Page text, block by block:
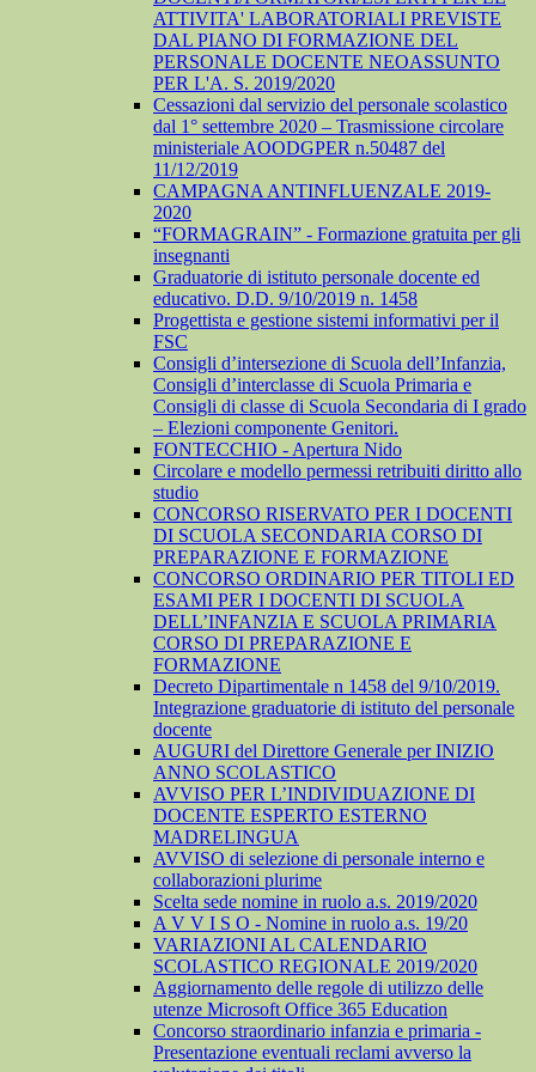
ATTIVITA' LABORATORIALI PREVISTE
DAL PIANO DI FORMAZIONE DEL
PERSONALE DOCENTE NEOASSUNTO
PER L'A. S. 2019/2020
Cessazioni dal servizio del personale scolastico
dal 1° settembre 2020 – Trasmissione circolare
ministeriale AOODGPER n.50487 del
11/12/2019
CAMPAGNA ANTINFLUENZALE 2019-
2020
“FORMAGRAIN” - Formazione gratuita per gli
insegnanti
Graduatorie di istituto personale docente ed
educativo. D.D. 9/10/2019 n. 1458
Progettista e gestione sistemi informativi per il
FSC
Consigli d’intersezione di Scuola dell’Infanzia,
Consigli d’interclasse di Scuola Primaria e
Consigli di classe di Scuola Secondaria di I grado
– Elezioni componente Genitori.
FONTECCHIO - Apertura Nido
Circolare e modello permessi retribuiti diritto allo
studio
CONCORSO RISERVATO PER I DOCENTI
DI SCUOLA SECONDARIA CORSO DI
PREPARAZIONE E FORMAZIONE
CONCORSO ORDINARIO PER TITOLI ED
ESAMI PER I DOCENTI DI SCUOLA
DELL’INFANZIA E SCUOLA PRIMARIA
CORSO DI PREPARAZIONE E
FORMAZIONE
Decreto Dipartimentale n 1458 del 9/10/2019.
Integrazione graduatorie di istituto del personale
docente
AUGURI del Direttore Generale per INIZIO
ANNO SCOLASTICO
AVVISO PER L’INDIVIDUAZIONE DI
DOCENTE ESPERTO ESTERNO
MADRELINGUA
AVVISO di selezione di personale interno e
collaborazioni plurime
Scelta sede nomine in ruolo a.s. 2019/2020
A V V I S O - Nomine in ruolo a.s. 19/20
VARIAZIONI AL CALENDARIO
SCOLASTICO REGIONALE 2019/2020
Aggiornamento delle regole di utilizzo delle
utenze Microsoft Office 365 Education
Concorso straordinario infanzia e primaria -
Presentazione eventuali reclami avverso la